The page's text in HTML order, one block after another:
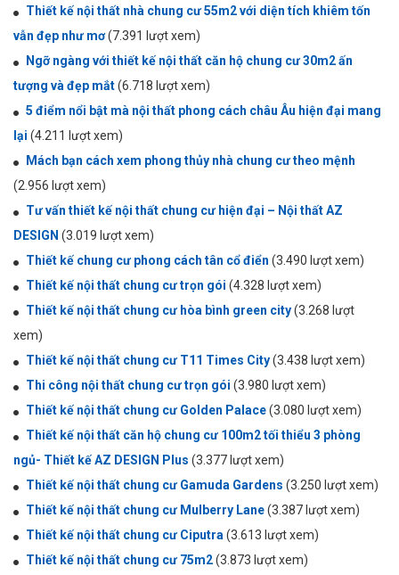
Thiết kế nội thất nhà chung cư 55m2 với diện tích khiêm tốn
vẫn đẹp như mơ(7.391 lượt xem)
Ngỡ ngàng với thiết kế nội thất căn hộ chung cư 30m2 ấn
tượng và đẹp mắt(6.718 lượt xem)
5 điểm nổi bật mà nội thất phong cách châu Âu hiện đại mang
lại (4.211 lượt xem)
Mách bạn cách xem phong thủy nhà chung cư theo mệnh
(2.956 lượt xem)
Tư vấn thiết kế nội thất chung cư hiện đại – Nội thất AZ
DESIGN (3.019 lượt xem)
Thiết kế chung cư phong cách tân cổ điển (3.490 lượt xem)
Thiết kế nội thất chung cư trọn gói (4.328 lượt xem)
Thiết kế nội thất chung cư hòa bình green city(3.268 lượt
xem)
Thiết kế nội thất chung cư T11 Times City(3.438 lượt xem)
Thi công nội thất chung cư trọn gói (3.980 lượt xem)
Thiết kế nội thất chung cư Golden Palace(3.080 lượt xem)
Thiết kế nội thất căn hộ chung cư 100m2 tối thiểu 3 phòng
ngủ- Thiết kế AZ DESIGN Plus (3.377 lượt xem)
Thiết kế nội thất chung cư Gamuda Gardens (3.250 lượt xem)
Thiết kế nội thất chung cư Mulberry Lane(3.387 lượt xem)
Thiết kế nội thất chung cư Ciputra (3.613 lượt xem)
Thiết kế nội thất chung cư 75m2(3.873 lượt xem)